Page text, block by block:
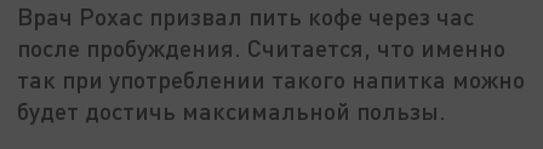
Врач Рохас призвал пить кофе через час
после пробуждения. Считается, что именно
так при употреблении такого напитка можно
будет достичь максимальной пользы.